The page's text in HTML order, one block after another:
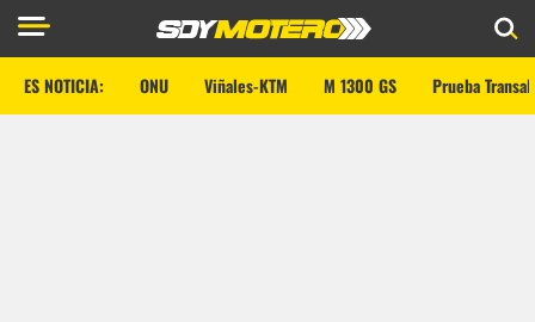
ES NOTICIA: ONU Viñales-KTM M 1300 GS Prueba